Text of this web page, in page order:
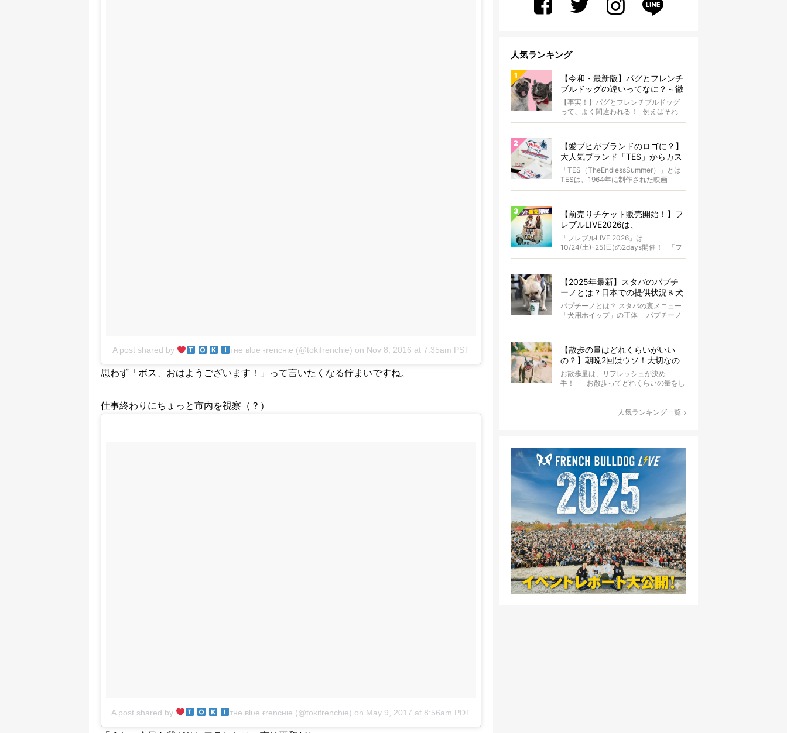
A post shared by тнe вlυe ғrencнιe (@tokifrenchie) on Nov 8, 2016 at 7:35am PST
思わず「ボス、おはようございます！」って言いたくなる佇まいですね。
仕事終わりにちょっと市内を視察（？）
A post shared by тнe вlυe ғrencнιe (@tokifrenchie) on May 9, 2017 at 8:56am PDT
人気ランキング
【令和・最新版】パグとフレンチ
ブルドッグの違いってなに？～徹
底解説～
【事実！】パグとフレンチブルドッグ
って、よく間違われる！ 例えばそれ
は、愛ブヒとのお散歩中。 &...
【愛ブヒがブランドのロゴに？】
大人気ブランド「TES」からカス
タムオーダーが誕生！
「TES（TheEndlessSummer）」とは
TESは、1964年に制作された映画
『The...
【前売りチケット販売開始！】フ
レブルLIVE2026は、
10/24(土)-25(日)開催！フレブル
だらけのキャンプ・前夜祭・バス
プランも新登場!?
「フレブルLIVE 2026」は
10/24(土)-25(日)の2days開催！ 「フ
レブルLIV...
【2025年最新】スタバのパプチ
ーノとは？日本での提供状況＆犬
同伴OK店舗一覧も紹介！
パプチーノとは？ スタバの裏メニュー
「犬用ホイップ」の正体 「パプチーノ
（Puppuccino）」とは、紙コッ...
【散歩の量はどれくらいがいい
の？】朝晩2回はウソ！大切なの
は運動量より「リフレッシュ」〜
お散歩にまつわる疑問FAQつき〜
お散歩量は、リフレッシュが決め
手！ お散歩ってどれくらいの量をし
たらいいのか迷いませんか？ よ...
人気ランキング一覧